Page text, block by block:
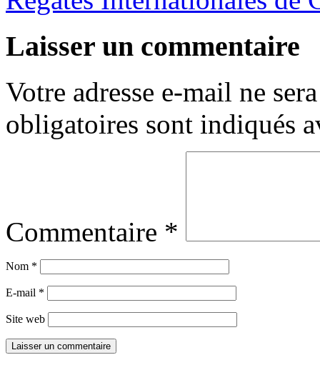
Laisser un commentaire
Votre adresse e-mail ne
obligatoires sont indiqués
Commentaire *
Nom *
E-mail *
Site web